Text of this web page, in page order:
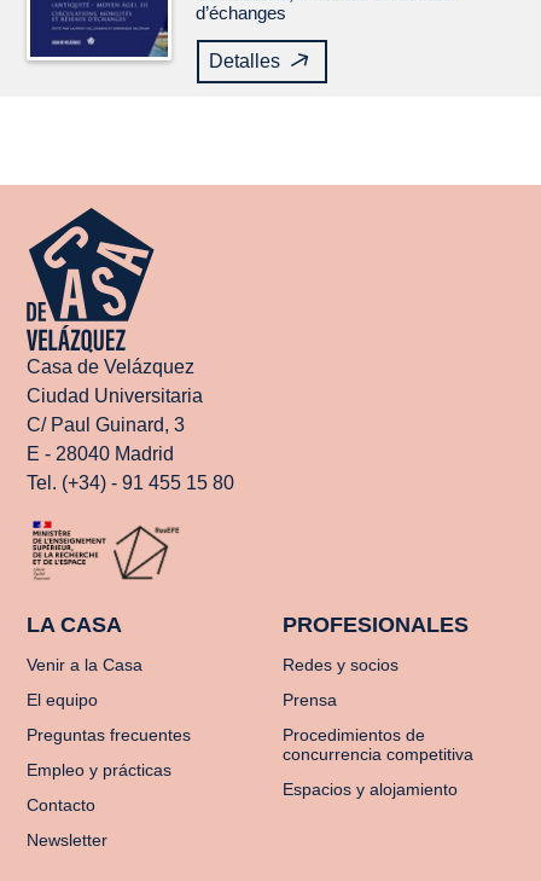
d’échanges
Detalles
Casa de Velázquez
Ciudad Universitaria
C/ Paul Guinard, 3
E - 28040 Madrid
Tel. (+34) - 91 455 15 80
LA CASA
Venir a la Casa
El equipo
Preguntas frecuentes
Empleo y prácticas
Contacto
Newsletter
PROFESIONALES
Redes y socios
Prensa
Procedimientos de
concurrencia competitiva
Espacios y alojamiento